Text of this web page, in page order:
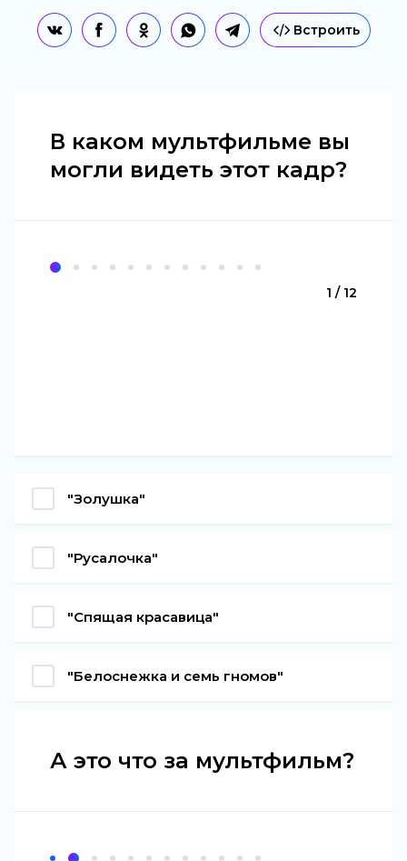
Встроить
В каком мультфильме вы
могли видеть этот кадр?
1 / 12
"Золушка"
"Русалочка"
"Спящая красавица"
"Белоснежка и семь гномов"
А это что за мультфильм?